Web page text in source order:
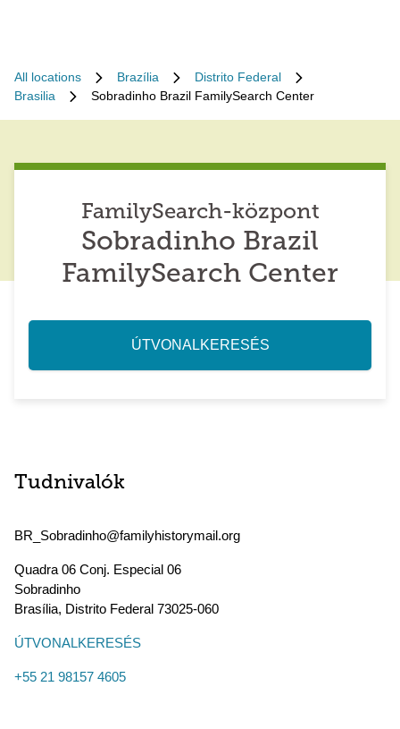
All locations Brazília
Distrito Federal
Brasilia
Sobradinho Brazil FamilySearch Center
FamilySearch-központ
Sobradinho Brazil
FamilySearch Center
ÚTVONALKERESÉS
Tudnivalók
BR_Sobradinho@familyhistorymail.org
Quadra 06 Conj. Especial 06
Sobradinho
Brasília, Distrito Federal 73025-060
ÚTVONALKERESÉS
+55 21 98157 4605